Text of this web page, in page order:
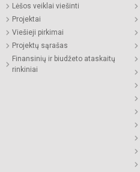
Lėšos veiklai viešinti
Projektai
Viešieji pirkimai
Projektų sąrašas
Finansinių ir biudžeto ataskaitų
rinkiniai